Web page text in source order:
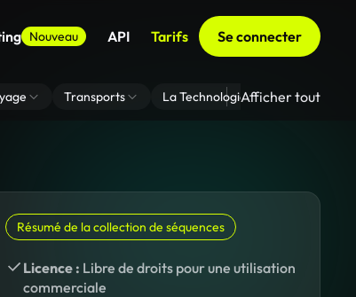
Nouveau API Tarifs Se connecter
Transports La Technologie Zoom En
Afficher tout
Résumé de la collection de séquences
Licence : Libre de droits pour une utilisation
commerciale